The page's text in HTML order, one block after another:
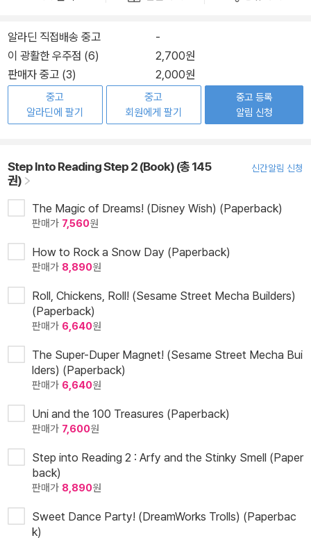
알라딘 직접배송 중고
-
이 광활한 우주점 (6)
2,700원
판매자 중고 (3)
2,000원
중고
알라딘에 팔기
중고
회원에게 팔기
중고 등록
알림 신청
Step Into Reading Step 2 (Book) (총 145
권)
신간알림 신청
The Magic of Dreams! (Disney Wish) (Paperback)
판매가 7,560원
How to Rock a Snow Day (Paperback)
판매가 8,890원
Roll, Chickens, Roll! (Sesame Street Mecha Builders)
(Paperback)
판매가 6,640원
The Super-Duper Magnet! (Sesame Street Mecha Bui
lders) (Paperback)
판매가 6,640원
Uni and the 100 Treasures (Paperback)
판매가 7,600원
Step into Reading 2 : Arfy and the Stinky Smell (Paper
back)
판매가 8,890원
Sweet Dance Party! (DreamWorks Trolls) (Paperbac
k)